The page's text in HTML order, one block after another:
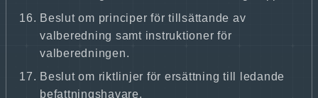
Beslut om principer för tillsättande av
valberedning samt instruktioner för
valberedningen.
Beslut om riktlinjer för ersättning till ledande
befattningshavare.